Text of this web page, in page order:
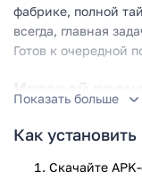
фабрике, полной
всегда, главная
Готов к очередной
разворачиваются в
помощников
Показать больше
Как
Скачайте